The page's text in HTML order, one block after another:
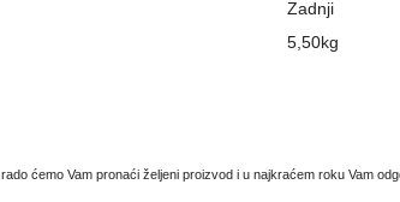
Zadnji
5,50kg
rado ćemo Vam pronaći željeni proizvod i u najkraćem roku Vam